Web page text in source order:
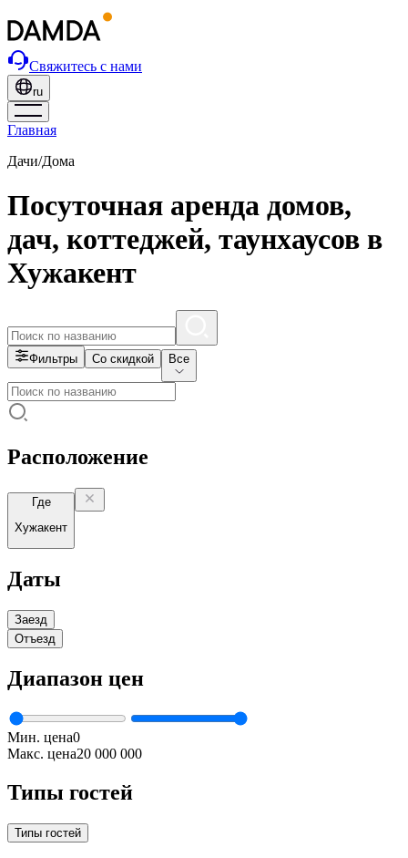
Свяжитесь с нами
ru
Главная
Дачи/Дома
Посуточная аренда домов,
дач, коттеджей, таунхаусов в
Хужакент
Фильтры Со скидкой Все
Расположение
Где
Хужакент
Даты
Заезд
Отъезд
Диапазон цен
Мин. цена0
Макс. цена20 000 000
Типы гостей
Типы гостей